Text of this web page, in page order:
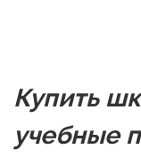
Купить
учебные